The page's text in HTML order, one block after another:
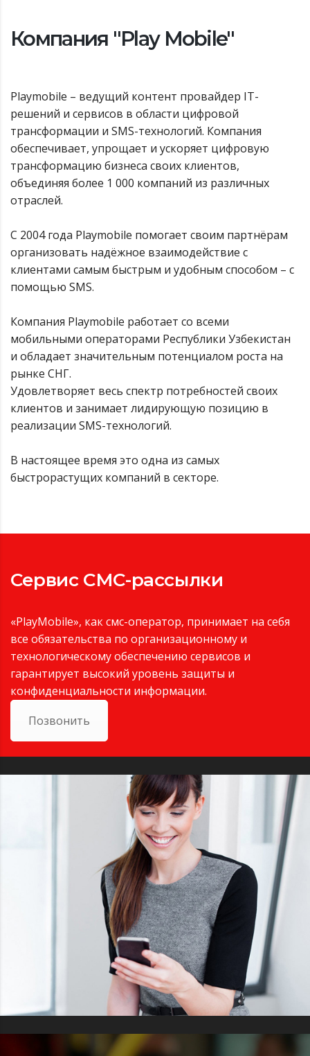
Компания "Play Mobile"
Playmobile – ведущий контент провайдер IT-
решений и сервисов в области цифровой
трансформации и SMS-технологий. Компания
обеспечивает, упрощает и ускоряет цифровую
трансформацию бизнеса своих клиентов,
объединяя более 1 000 компаний из различных
отраслей.
С 2004 года Playmobile помогает своим партнёрам
организовать надёжное взаимодействие с
клиентами самым быстрым и удобным способом – c
помощью SMS.
Компания Playmobile работает со всеми
мобильными операторами Республики Узбекистан
и обладает значительным потенциалом роста на
рынке СНГ.
Удовлетворяет весь спектр потребностей своих
клиентов и занимает лидирующую позицию в
реализации SMS-технологий.
В настоящее время это одна из самых
быстрорастущих компаний в секторе.
Сервис СМС-рассылки
«PlayMobile», как смс-оператор, принимает на себя
все обязательства по организационному и
технологическому обеспечению сервисов и
гарантирует высокий уровень защиты и
конфиденциальности информации.
Позвонить